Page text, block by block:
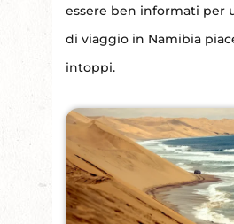
essere ben informati per
di viaggio in Namibia
intoppi.